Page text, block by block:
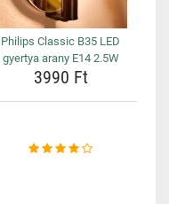
Philips Classic B35 LED
gyertya arany E14 2.5W
3990 Ft